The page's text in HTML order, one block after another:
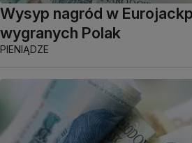
Wysyp nagród w
wygranych Polak
PIENIĄDZE